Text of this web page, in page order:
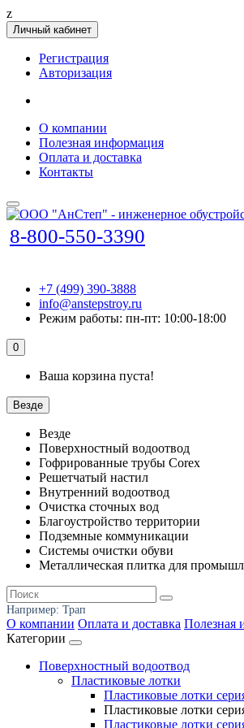
z
Личный кабинет
Регистрация
Авторизация
О компании
Полезная информация
Оплата и доставка
Контакты
8-800-550-3390
+7 (499) 390-3888
info@anstepstroy.ru
Режим работы: пн-пт: 10:00-18:00
0
Ваша корзина пуста!
Везде
Везде
Поверхностный водоотвод
Гофрированные трубы Corex
Решетчатый настил
Внутренний водоотвод
Очистка сточных вод
Благоустройство территории
Подземные коммуникации
Системы очистки обуви
Металлическая плитка для
Например: Трап
О компании Оплата и доставка Полезная
Категории
Поверхностный водоотвод
Пластиковые лотки
Пластиковые лотки
Пластиковые лотки
Пластиковые лотки